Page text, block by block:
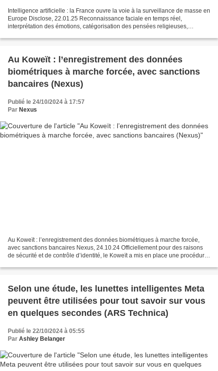
Intelligence artificielle : la France ouvre la voie à la surveillance de masse en
Europe Disclose, 22.01.25 Reconnaissance faciale en temps réel,
interprétation des émotions, catégorisation des pensées religieuses,
Au Koweït : l’enregistrement des données
biométriques à marche forcée, avec sanctions
bancaires (Nexus)
Publié le 24/10/2024 à 17:57
Par Nexus
Au Koweït : l’enregistrement des données biométriques à marche forcée,
avec sanctions bancaires Nexus, 24.10.24 Officiellement pour des raisons
de sécurité et de contrôle d’identité, le Koweït a mis en place une procédure
Selon une étude, les lunettes intelligentes Meta
peuvent être utilisées pour tout savoir sur vous
en quelques secondes (ARS Technica)
Publié le 22/10/2024 à 05:55
Par Ashley Belanger